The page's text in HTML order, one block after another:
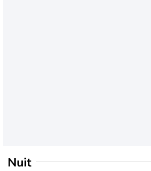
Nuit